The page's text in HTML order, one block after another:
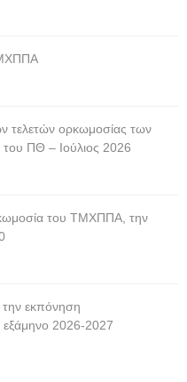
τελετών ορκωμοσίας των
ΠΘ – Ιούλιος 2026
του ΤΜΧΠΠΑ, την
εκπόνηση
εξάμηνο 2026-2027